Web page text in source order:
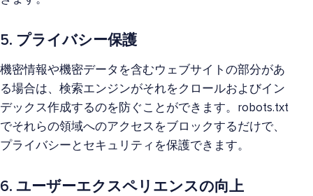
5. プライバシー保護
機密情報や機密データを含むウェブサイトの部分があ
る場合は、検索エンジンがそれをクロールおよびイン
デックス作成するのを防ぐことができます。robots.txt
でそれらの領域へのアクセスをブロックするだけで、
プライバシーとセキュリティを保護できます。
6. ユーザーエクスペリエンスの向上